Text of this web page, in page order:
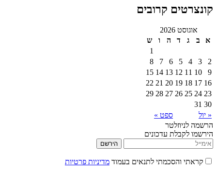
קרובים
ד ה ו
ש
5
6
7
8
12
13
14
15
19
20
21
22
26
27
28
29
ספט »
עדכונים
והסכמתי לתנאים בעמודמדיניות פרטיות